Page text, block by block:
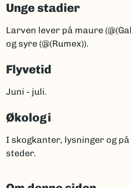
Unge stadier
Larven lever på maure
og syre (@(Rumex)).
Flyvetid
Juni - juli.
Økologi
I skogkanter, lysninger og
steder.